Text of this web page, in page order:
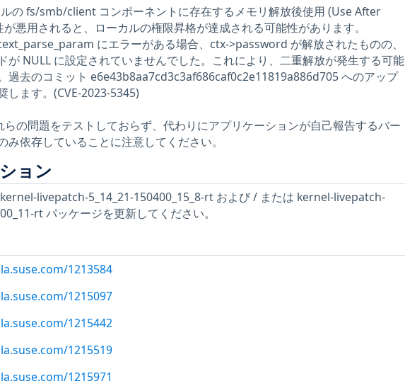
の fs/smb/client コンポーネントに存在するメモリ解放後使用 (Use After
悪用されると、ローカルの権限昇格が達成される可能性があります。
にエラーがある場合、ctx->password が解放されたものの、
が NULL に設定されていませんでした。これにより、二重解放が発生する可能
過去のコミット e6e43b8aa7cd3c3af686caf0c2e11819a886d705 へのアップ
します。(CVE-2023-5345)
らの問題をテストしておらず、代わりにアプリケーションが自己報告するバー
み依存していることに注意してください。
ョン
livepatch-5_14_21-150400_15_8-rt および / または kernel-livepatch-
rt パッケージを更新してください。
1213584
1215097
1215442
1215519
1215971